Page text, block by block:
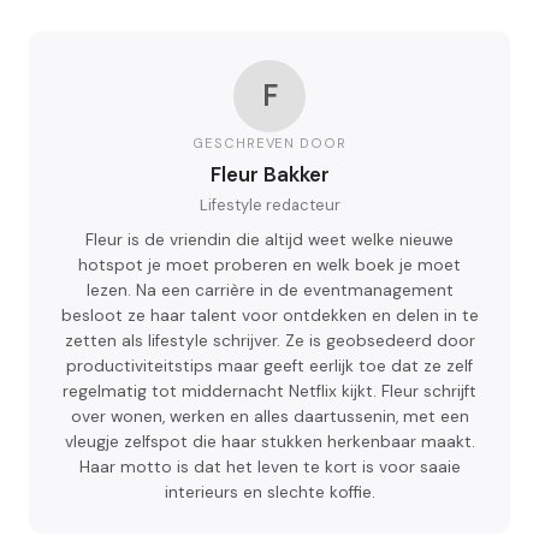
F
GESCHREVEN DOOR
Fleur Bakker
Lifestyle redacteur
Fleur is de vriendin die altijd weet welke nieuwe
hotspot je moet proberen en welk boek je moet
lezen. Na een carrière in de eventmanagement
besloot ze haar talent voor ontdekken en delen in te
zetten als lifestyle schrijver. Ze is geobsedeerd door
productiviteitstips maar geeft eerlijk toe dat ze zelf
regelmatig tot middernacht Netflix kijkt. Fleur schrijft
over wonen, werken en alles daartussenin, met een
vleugje zelfspot die haar stukken herkenbaar maakt.
Haar motto is dat het leven te kort is voor saaie
interieurs en slechte koffie.